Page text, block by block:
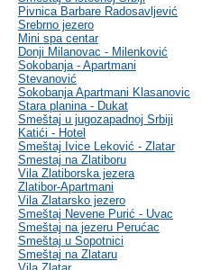
Pivnica Barbare Radosavljević
Srebrno jezero
Mini spa centar
Donji Milanovac - Milenković
Sokobanja - Apartmani
Stevanović
Sokobanja Apartmani Klasanovic
Stara planina - Dukat
Smeštaj u jugozapadnoj Srbiji
Katići - Hotel
Smeštaj Ivice Leković - Zlatar
Smestaj na Zlatiboru
Vila Zlatiborska jezera
Zlatibor-Apartmani
Vila Zlatarsko jezero
Smeštaj Nevene Purić - Uvac
Smeštaj na jezeru Perućac
Smeštaj u Sopotnici
Smeštaj na Zlataru